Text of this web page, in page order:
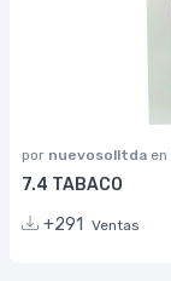
por nuevosolltda en
7.4 TABACO
+291
Ventas